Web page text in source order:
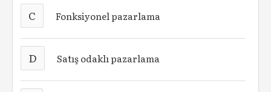
C Fonksiyonel pazarlama
D Satış odaklı pazarlama